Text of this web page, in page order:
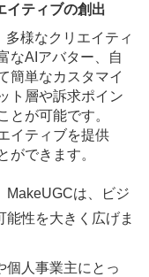
イティブの創出
様なクリエイティ
なAIアバター、自
簡単なカスタマイ
ト層や訴求ポイン
とが可能です。
イティブを提供
ができます。
MakeUGCは、ビジ
性を大きく広げま
個人事業主にとっ